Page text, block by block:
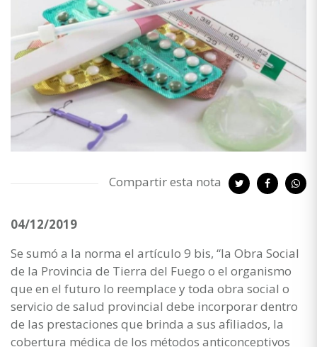
Compartir esta nota
04/12/2019
Se sumó a la norma el artículo 9 bis, “la Obra Social
de la Provincia de Tierra del Fuego o el organismo
que en el futuro lo reemplace y toda obra social o
servicio de salud provincial debe incorporar dentro
de las prestaciones que brinda a sus afiliados, la
cobertura médica de los métodos anticonceptivos